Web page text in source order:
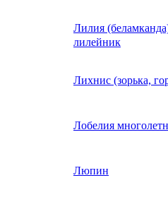
Иберис
Ипомея (фарбитис)
Календула
Капуста
Лилия
лилейник
Лихнис (зорька,
Лобелия
Люпин